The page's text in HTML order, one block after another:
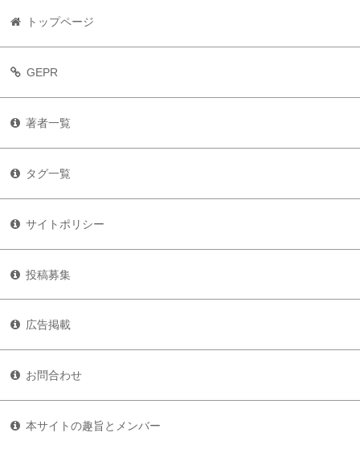
トップページ
GEPR
著者一覧
タグ一覧
サイトポリシー
投稿募集
広告掲載
お問合わせ
本サイトの趣旨とメンバー